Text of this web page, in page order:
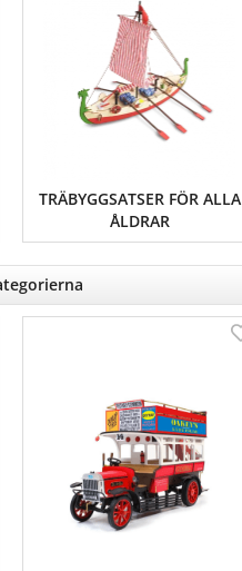
TRÄBYGGSATSER FÖR ALLA
ÅLDRAR